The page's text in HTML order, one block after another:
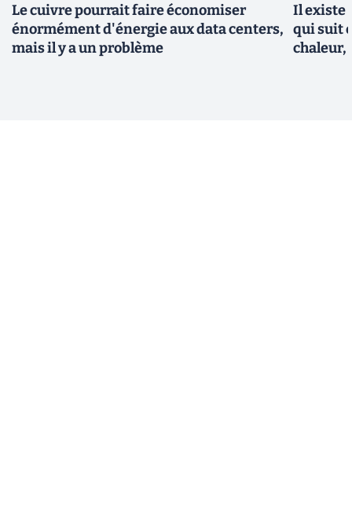
Le cuivre pourrait faire économiser
énormément d'énergie aux data centers,
mais il y a un problème
Il existe
qui suit
chaleur,